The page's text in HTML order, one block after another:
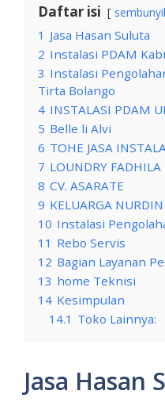
Daftar isi
1 Jasa Hasan Suluta
2 Instalasi PDAM
3 Instalasi
Tirta Bolango
4 INSTALASI PDAM
5 Belle li Alvi
6 TOHE JASA
7 LOUNDRY FADHILA
8 CV. ASARATE
9 KELUARGA NURDIN
10 Instalasi
11 Rebo Servis
12 Bagian Layanan
13 home Teknisi
14 Kesimpulan
14.1 Toko Lainnya:
Jasa Hasan